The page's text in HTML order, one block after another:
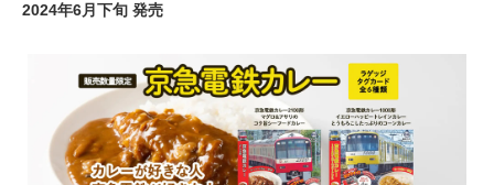
2024年6月下旬 発売